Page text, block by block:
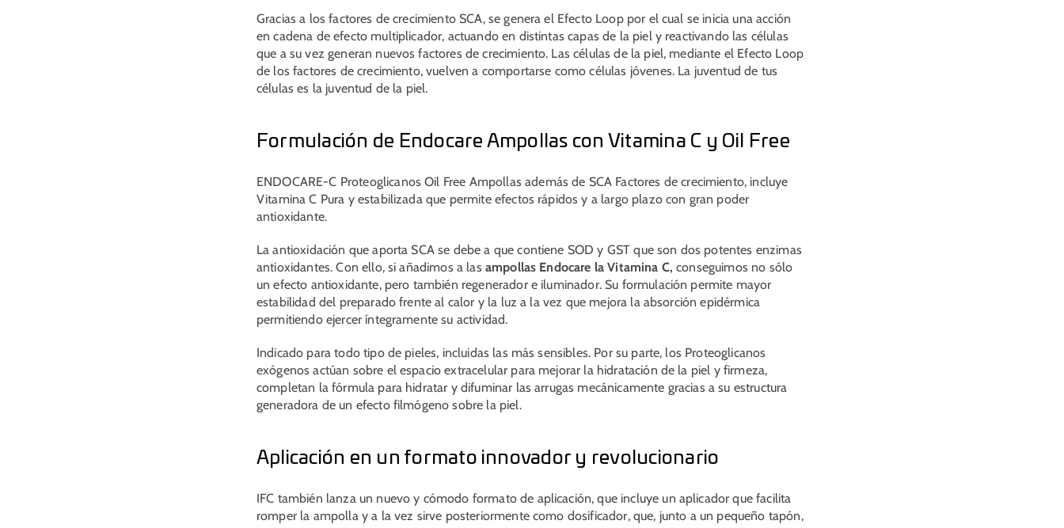
Gracias a los factores de crecimiento SCA, se genera el Efecto Loop por el cual se inicia una acción
en cadena de efecto multiplicador, actuando en distintas capas de la piel y reactivando las células
que a su vez generan nuevos factores de crecimiento. Las células de la piel, mediante el Efecto Loop
de los factores de crecimiento, vuelven a comportarse como células jóvenes. La juventud de tus
células es la juventud de la piel.
Formulación de Endocare Ampollas con Vitamina C y Oil Free
ENDOCARE-C Proteoglicanos Oil Free Ampollas además de SCA Factores de crecimiento, incluye
Vitamina C Pura y estabilizada que permite efectos rápidos y a largo plazo con gran poder
antioxidante.
La antioxidación que aporta SCA se debe a que contiene SOD y GST que son dos potentes enzimas
antioxidantes. Con ello, si añadimos a las ampollas Endocare la Vitamina C,conseguimos no sólo
un efecto antioxidante, pero también regenerador e iluminador. Su formulación permite mayor
estabilidad del preparado frente al calor y la luz a la vez que mejora la absorción epidérmica
permitiendo ejercer íntegramente su actividad.
Indicado para todo tipo de pieles, incluidas las más sensibles. Por su parte, los Proteoglicanos
exógenos actúan sobre el espacio extracelular para mejorar la hidratación de la piel y firmeza,
completan la fórmula para hidratar y difuminar las arrugas mecánicamente gracias a su estructura
generadora de un efecto filmógeno sobre la piel.
Aplicación en un formato innovador y revolucionario
IFC también lanza un nuevo y cómodo formato de aplicación, que incluye un aplicador que facilita
romper la ampolla y a la vez sirve posteriormente como dosificador, que, junto a un pequeño tapón,